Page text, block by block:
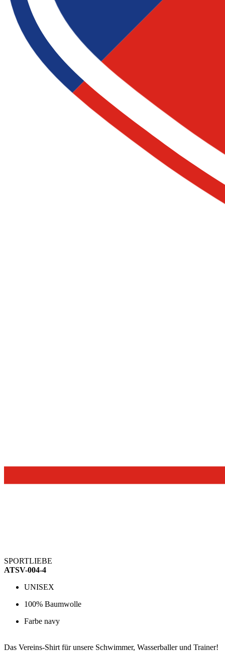
SPORTLIEBE
ATSV-004-4
UNISEX
100% Baumwolle
Farbe navy
Das Vereins-Shirt für unsere Schwimmer, Wasserballer und Trainer!